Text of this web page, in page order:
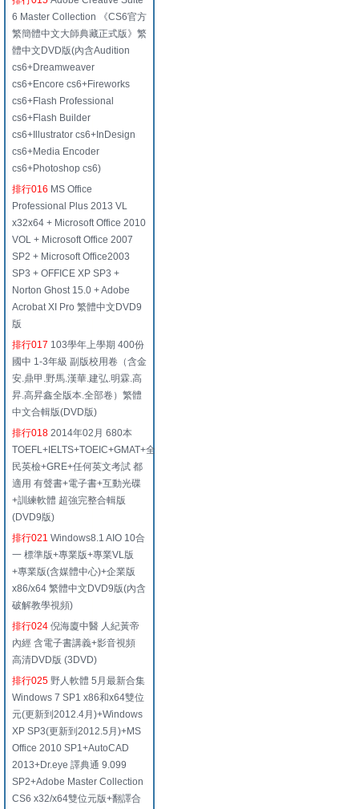
6 Master Collection 《CS6官方
繁簡體中文大師典藏正式版》繁
體中文DVD版(內含Audition
cs6+Dreamweaver
cs6+Encore cs6+Fireworks
cs6+Flash Professional
cs6+Flash Builder
cs6+Illustrator cs6+InDesign
cs6+Media Encoder
cs6+Photoshop cs6)
排行016 MS Office
Professional Plus 2013 VL
x32x64 + Microsoft Office 2010
VOL + Microsoft Office 2007
SP2 + Microsoft Office2003
SP3 + OFFICE XP SP3 +
Norton Ghost 15.0 + Adobe
Acrobat XI Pro 繁體中文DVD9
版
排行017 103學年上學期 400份
國中 1-3年級 副版校用卷（含金
安.鼎甲.野馬.漢華.建弘.明霖.高
昇.高昇鑫全版本.全部卷）繁體
中文合輯版(DVD版)
排行018 2014年02月 680本
TOEFL+IELTS+TOEIC+GMAT+全
民英檢+GRE+任何英文考試 都
適用 有聲書+電子書+互動光碟
+訓練軟體 超強完整合輯版
(DVD9版)
排行021 Windows8.1 AIO 10合
一 標準版+專業版+專業VL版
+專業版(含媒體中心)+企業版
x86/x64 繁體中文DVD9版(內含
破解教學視頻)
排行024 倪海廈中醫 人紀黃帝
內經 含電子書講義+影音視頻
高清DVD版 (3DVD)
排行025 野人軟體 5月最新合集
Windows 7 SP1 x86和x64雙位
元(更新到2012.4月)+Windows
XP SP3(更新到2012.5月)+MS
Office 2010 SP1+AutoCAD
2013+Dr.eye 譯典通 9.099
SP2+Adobe Master Collection
CS6 x32/x64雙位元版+翻譯合